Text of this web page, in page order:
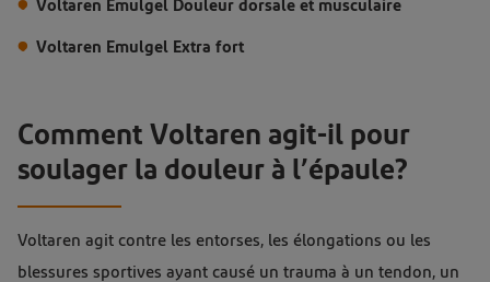
Voltaren Emulgel Douleur dorsale et musculaire
Voltaren Emulgel Extra fort
Comment Voltaren agit-il pour
soulager la douleur à l’épaule?
Voltaren agit contre les entorses, les élongations ou les
blessures sportives ayant causé un trauma à un tendon, un